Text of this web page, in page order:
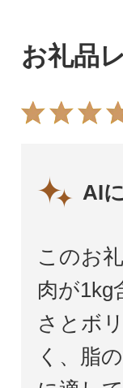
お礼品
AI
このお
肉が1kg
さとボ
く、脂